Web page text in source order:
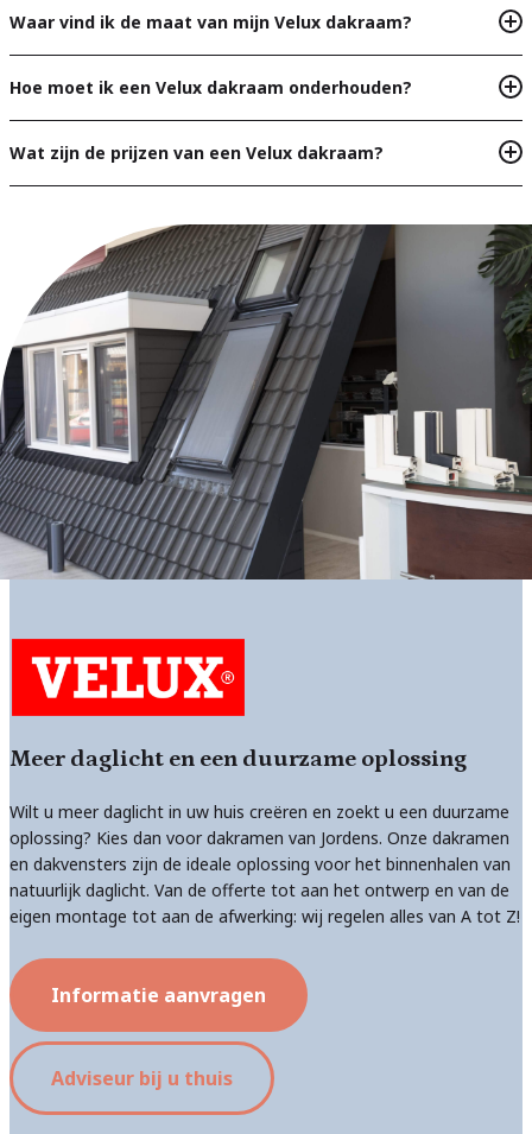
Waar vind ik de maat van mijn Velux dakraam?
Hoe moet ik een Velux dakraam onderhouden?
Wat zijn de prijzen van een Velux dakraam?
Meer daglicht en een duurzame oplossing
Wilt u meer daglicht in uw huis creëren en zoekt u een duurzame
oplossing? Kies dan voor dakramen van Jordens. Onze dakramen
en dakvensters zijn de ideale oplossing voor het binnenhalen van
natuurlijk daglicht. Van de offerte tot aan het ontwerp en van de
eigen montage tot aan de afwerking: wij regelen alles van A tot Z!
Informatie aanvragen
Adviseur bij u thuis